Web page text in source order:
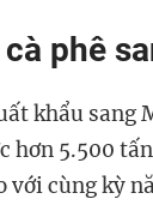
phê
khẩu sang
hơn 5.500
với cùng kỳ